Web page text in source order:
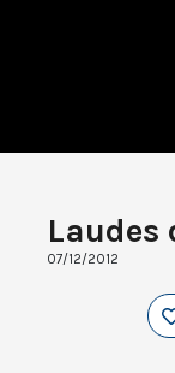
Laudes
07/12/2012